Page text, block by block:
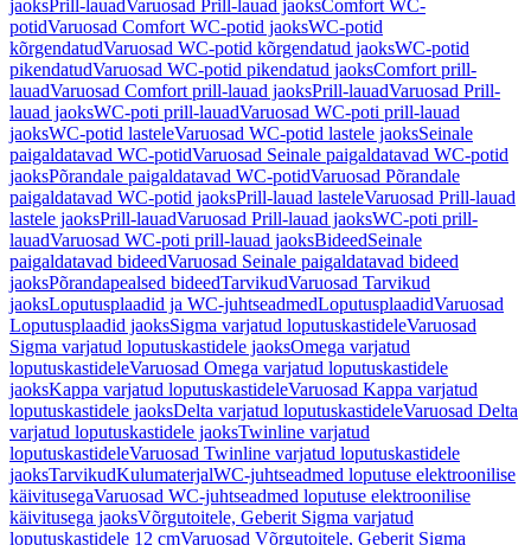
jaoksPrill-lauadVaruosad Prill-lauad jaoksComfort WC-
potidVaruosad Comfort WC-potid jaoksWC-potid
kõrgendatudVaruosad WC-potid kõrgendatud jaoksWC-potid
pikendatudVaruosad WC-potid pikendatud jaoksComfort prill-
lauadVaruosad Comfort prill-lauad jaoksPrill-lauadVaruosad Prill-
lauad jaoksWC-poti prill-lauadVaruosad WC-poti prill-lauad
jaoksWC-potid lasteleVaruosad WC-potid lastele jaoksSeinale
paigaldatavad WC-potidVaruosad Seinale paigaldatavad WC-potid
jaoksPõrandale paigaldatavad WC-potidVaruosad Põrandale
paigaldatavad WC-potid jaoksPrill-lauad lasteleVaruosad Prill-lauad
lastele jaoksPrill-lauadVaruosad Prill-lauad jaoksWC-poti prill-
lauadVaruosad WC-poti prill-lauad jaoksBideedSeinale
paigaldatavad bideedVaruosad Seinale paigaldatavad bideed
jaoksPõrandapealsed bideedTarvikudVaruosad Tarvikud
jaoksLoputusplaadid ja WC-juhtseadmedLoputusplaadidVaruosad
Loputusplaadid jaoksSigma varjatud loputuskastideleVaruosad
Sigma varjatud loputuskastidele jaoksOmega varjatud
loputuskastideleVaruosad Omega varjatud loputuskastidele
jaoksKappa varjatud loputuskastideleVaruosad Kappa varjatud
loputuskastidele jaoksDelta varjatud loputuskastideleVaruosad Delta
varjatud loputuskastidele jaoksTwinline varjatud
loputuskastideleVaruosad Twinline varjatud loputuskastidele
jaoksTarvikudKulumaterjalWC-juhtseadmed loputuse elektroonilise
käivitusegaVaruosad WC-juhtseadmed loputuse elektroonilise
käivitusega jaoksVõrgutoitele, Geberit Sigma varjatud
loputuskastidele 12 cmVaruosad Võrgutoitele, Geberit Sigma